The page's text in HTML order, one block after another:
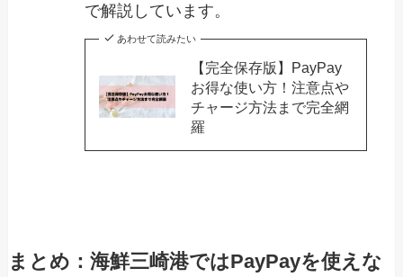
で解説しています。
あわせて読みたい
【完全保存版】PayPay
お得な使い方！注意点や
チャージ方法まで完全網
羅
まとめ：海鮮三崎港ではPayPayを使えな